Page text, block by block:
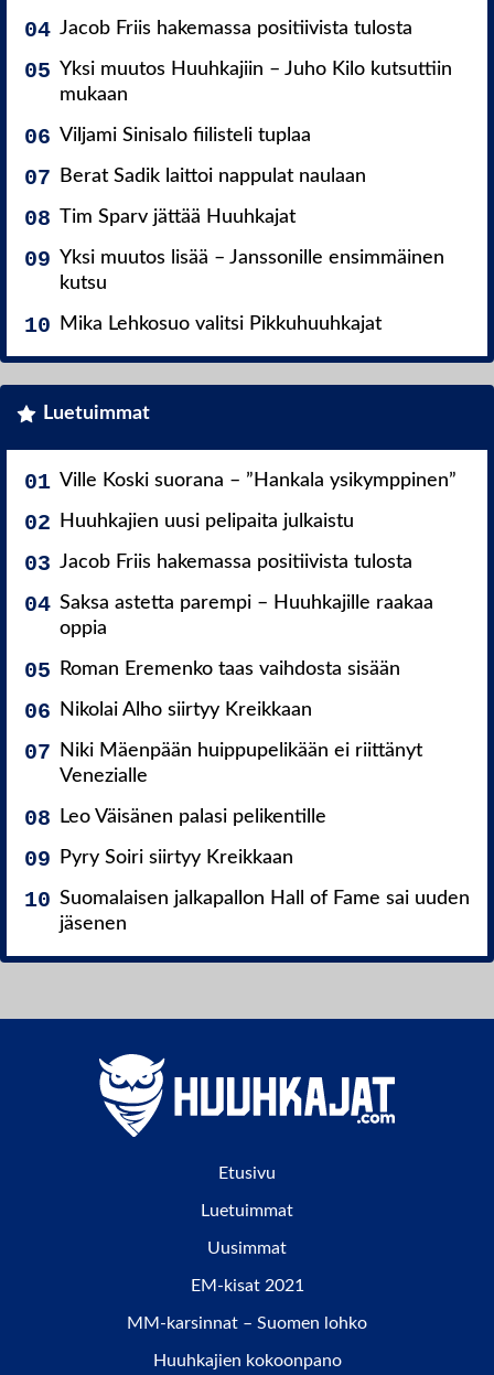
Jacob Friis hakemassa positiivista tulosta
Yksi muutos Huuhkajiin – Juho Kilo kutsuttiin
mukaan
Viljami Sinisalo fiilisteli tuplaa
Berat Sadik laittoi nappulat naulaan
Tim Sparv jättää Huuhkajat
Yksi muutos lisää – Janssonille ensimmäinen
kutsu
Mika Lehkosuo valitsi Pikkuhuuhkajat
Luetuimmat
Ville Koski suorana – ”Hankala ysikymppinen”
Huuhkajien uusi pelipaita julkaistu
Jacob Friis hakemassa positiivista tulosta
Saksa astetta parempi – Huuhkajille raakaa
oppia
Roman Eremenko taas vaihdosta sisään
Nikolai Alho siirtyy Kreikkaan
Niki Mäenpään huippupelikään ei riittänyt
Venezialle
Leo Väisänen palasi pelikentille
Pyry Soiri siirtyy Kreikkaan
Suomalaisen jalkapallon Hall of Fame sai uuden
jäsenen
Etusivu
Luetuimmat
Uusimmat
EM-kisat 2021
MM-karsinnat – Suomen lohko
Huuhkajien kokoonpano